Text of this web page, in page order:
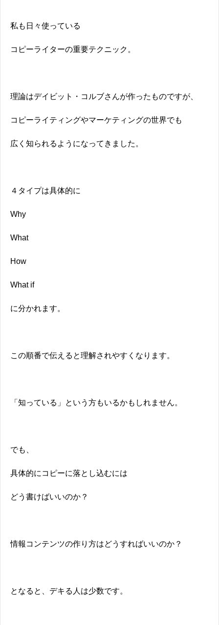
私も日々使っている
コピーライターの重要テクニック。
理論はデイビット・コルブさんが作ったものですが、
コピーライティングやマーケティングの世界でも
広く知られるようになってきました。
４タイプは具体的に
Why
What
How
What if
に分かれます。
この順番で伝えると理解されやすくなります。
「知っている」という方もいるかもしれません。
でも、
具体的にコピーに落とし込むには
どう書けばいいのか？
情報コンテンツの作り方はどうすればいいのか？
となると、デキる人は少数です。